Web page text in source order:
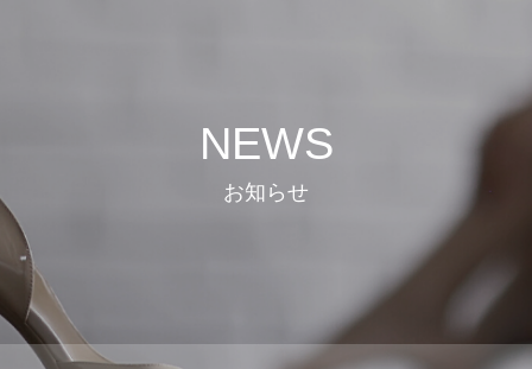
NEWS
お知らせ